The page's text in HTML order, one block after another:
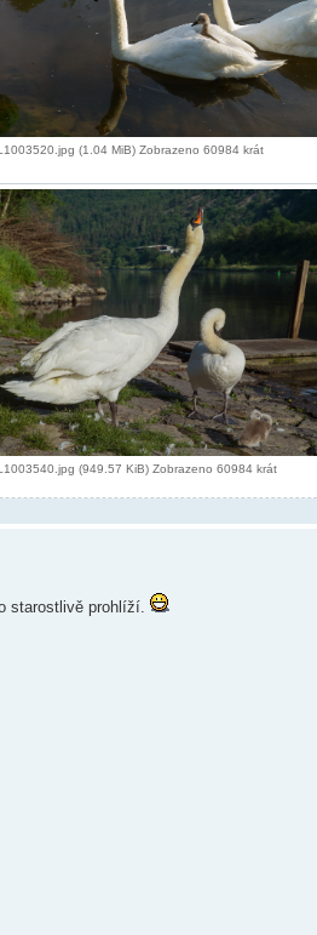
(1.04 MiB) Zobrazeno 60984 krát
(949.57 KiB) Zobrazeno 60984 krát
starostlivě prohlíží.